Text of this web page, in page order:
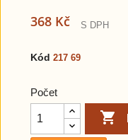
368 Kč S DPH
Kód 217 69
Počet
